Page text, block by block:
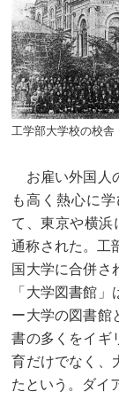
工学部大学校の校舎
お雇い外国人
も高く熱心に
て、東京や横浜
通称された。工
国大学に合併さ
「大学図書館
ー大学の図書館
書の多くをイギ
育だけでなく、
たという。ダイ